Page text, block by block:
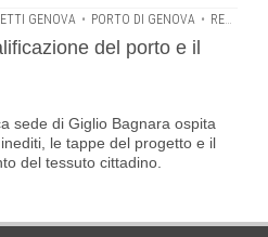
GENOVA • PORTO DI GENOVA • RENZO PIANO
del porto e il
sede di Giglio Bagnara ospita
le tappe del progetto e il
del tessuto cittadino.